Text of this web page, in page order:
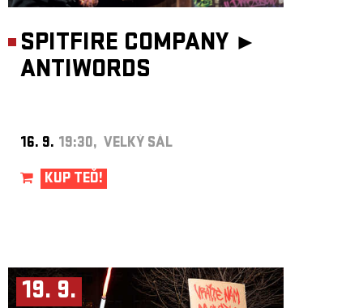
SPITFIRE COMPANY ►
ANTIWORDS
16. 9. 19:30, VELKÝ SÁL
KUP TEĎ!
19. 9.